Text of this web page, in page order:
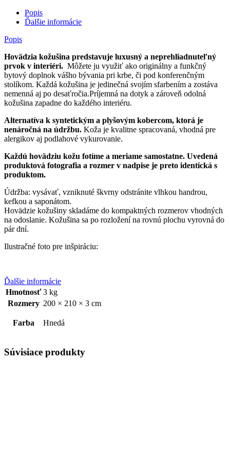
Popis
Ďalšie informácie
Popis
Hovädzia kožušina predstavuje luxusný a neprehliadnuteľný
prvok v interiéri. Môžete ju využiť ako originálny a funkčný
bytový doplnok vášho bývania pri krbe, či pod konferenčným
stolíkom. Každá kožušina je jedinečná svojím sfarbením a zostáva
nemenná aj po desaťročia.Príjemná na dotyk a zároveň odolná
kožušina zapadne do každého interiéru.
Alternatíva k syntetickým a plyšovým kobercom, ktorá je
nenáročná na údržbu. Koža je kvalitne spracovaná, vhodná pre
alergikov aj podlahové vykurovanie.
Každú hovädziu kožu fotíme a meriame samostatne. Uvedená
produktová fotografia a rozmer v nadpise je preto identická s
produktom.
Údržba: vysávať, vzniknuté škvrny odstránite vlhkou handrou,
kefkou a saponátom.
Hovädzie kožušiny skladáme do kompaktných rozmerov vhodných
na odoslanie. Kožušina sa po rozložení na rovnú plochu vyrovná do
pár dní.
Ilustračné foto pre inšpiráciu:
Ďalšie informácie
Hmotnosť 3 kg
Rozmery 200 × 210 × 3 cm
Farba Hnedá
Súvisiace produkty